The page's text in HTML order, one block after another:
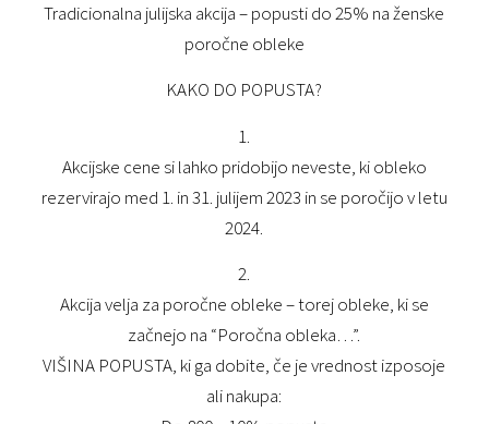
Tradicionalna julijska akcija – popusti do 25% na ženske
poročne obleke
KAKO DO POPUSTA?
1.
Akcijske cene si lahko pridobijo neveste, ki obleko
rezervirajo med 1. in 31. julijem 2023 in se poročijo v letu
2024.
2.
Akcija velja za poročne obleke – torej obleke, ki se
začnejo na “Poročna obleka…”.
VIŠINA POPUSTA, ki ga dobite, če je vrednost izposoje
ali nakupa: